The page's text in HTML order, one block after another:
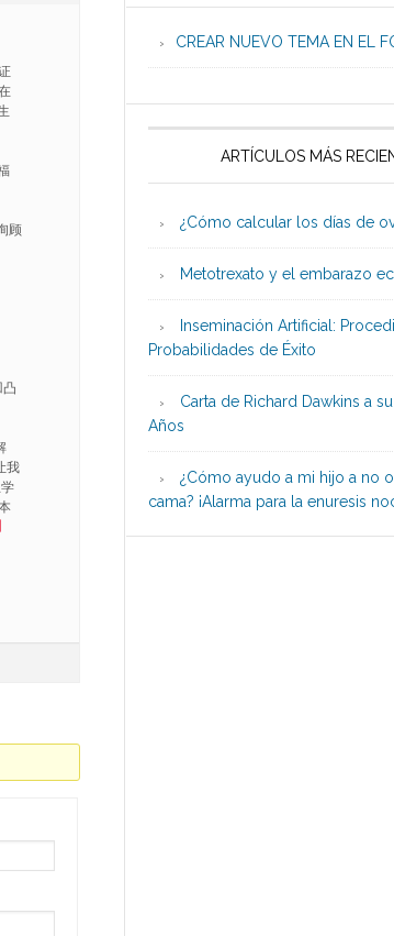
顾
我
CREAR NUEVO TEMA EN EL
ARTÍCULOS MÁS
¿Cómo calcular los días de
Metotrexato y el embarazo
Inseminación Artificial:
Probabilidades de Éxito
Carta de Richard Dawkins a
Años
¿Cómo ayudo a mi hijo a no
cama? ¡Alarma para la enuresis